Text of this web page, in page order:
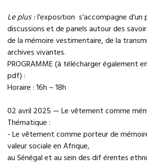
Le plus :l’exposition s’accompagne
discussions et de panels autour des
de la mémoire vestimentaire, de la
archives vivantes.
PROGRAMME (à télécharger également
pdf) :
Horaire : 16h – 18h
02 avril 2025 — Le vêtement comme
Thématique :
- Le vêtement comme porteur de
valeur sociale en Afrique,
au Sénégal et au sein des dif érentes